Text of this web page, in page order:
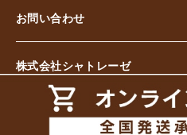
お問い合わせ
株式会社シャトレーゼ
© Chateraise Co.,Ltd.